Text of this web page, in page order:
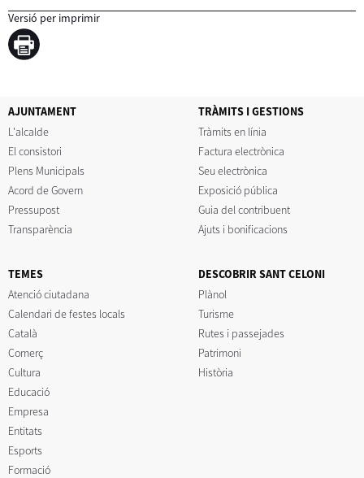
Versió per imprimir
AJUNTAMENT
L'alcalde
El consistori
Plens Municipals
Acord de Govern
Pressupost
Transparència
TRÀMITS I GESTIONS
Tràmits en línia
Factura electrònica
Seu electrònica
Exposició pública
Guia del contribuent
Ajuts i bonificacions
TEMES
Atenció ciutadana
Calendari de festes locals
Català
Comerç
Cultura
Educació
Empresa
Entitats
Esports
Formació
DESCOBRIR SANT CELONI
Plànol
Turisme
Rutes i passejades
Patrimoni
Història